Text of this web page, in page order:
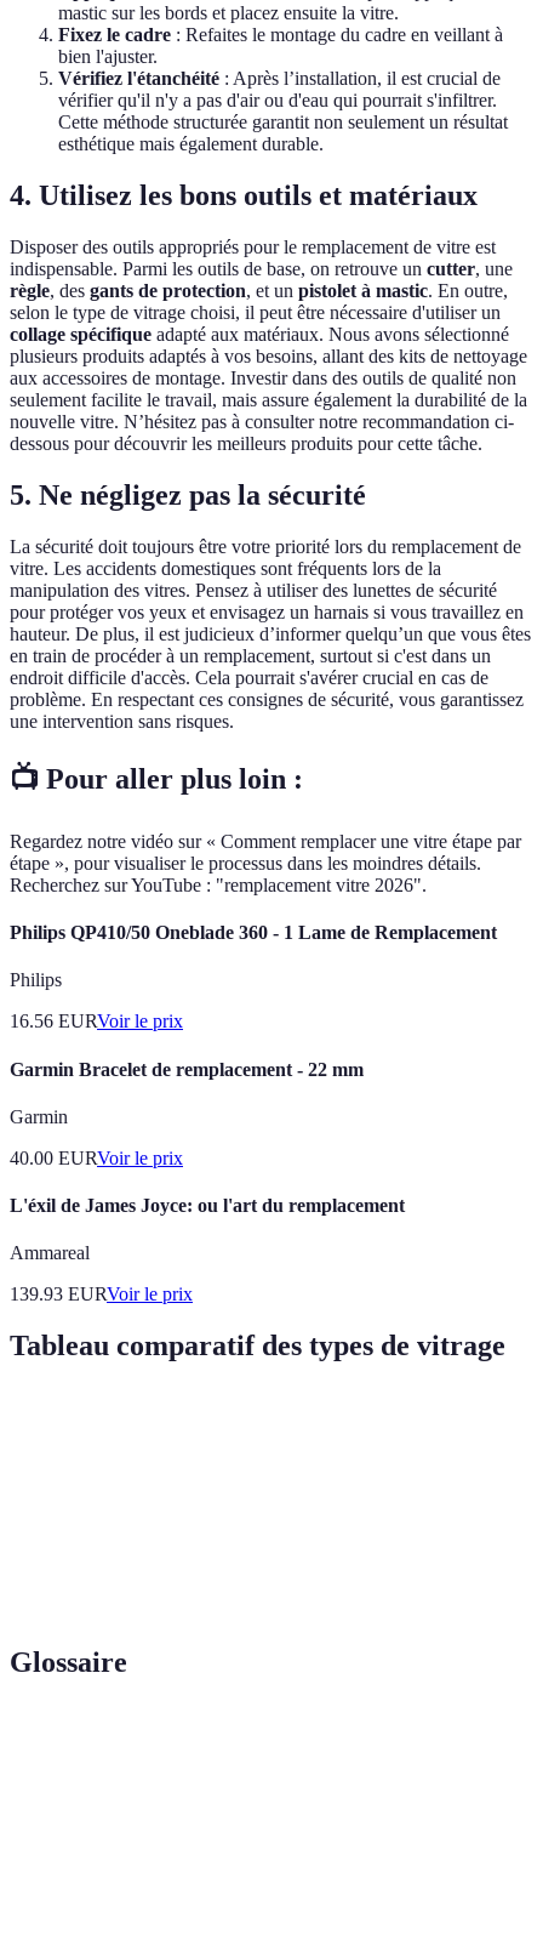
mastic sur les bords et placez ensuite la vitre.
Fixez le cadre : Refaites le montage du cadre en veillant à
bien l'ajuster.
Vérifiez l'étanchéité : Après l’installation, il est crucial de
vérifier qu'il n'y a pas d'air ou d'eau qui pourrait s'infiltrer.
Cette méthode structurée garantit non seulement un résultat
esthétique mais également durable.
4. Utilisez les bons outils et matériaux
Disposer des outils appropriés pour le remplacement de vitre est
indispensable. Parmi les outils de base, on retrouve un cutter, une
règle, des gants de protection, et un pistolet à mastic. En outre,
selon le type de vitrage choisi, il peut être nécessaire d'utiliser un
collage spécifique adapté aux matériaux. Nous avons sélectionné
plusieurs produits adaptés à vos besoins, allant des kits de nettoyage
aux accessoires de montage. Investir dans des outils de qualité non
seulement facilite le travail, mais assure également la durabilité de la
nouvelle vitre. N’hésitez pas à consulter notre recommandation ci-
dessous pour découvrir les meilleurs produits pour cette tâche.
5. Ne négligez pas la sécurité
La sécurité doit toujours être votre priorité lors du remplacement de
vitre. Les accidents domestiques sont fréquents lors de la
manipulation des vitres. Pensez à utiliser des lunettes de sécurité
pour protéger vos yeux et envisagez un harnais si vous travaillez en
hauteur. De plus, il est judicieux d’informer quelqu’un que vous êtes
en train de procéder à un remplacement, surtout si c'est dans un
endroit difficile d'accès. Cela pourrait s'avérer crucial en cas de
problème. En respectant ces consignes de sécurité, vous garantissez
une intervention sans risques.
📺 Pour aller plus loin :
Regardez notre vidéo sur « Comment remplacer une vitre étape par
étape », pour visualiser le processus dans les moindres détails.
Recherchez sur YouTube : "remplacement vitre 2026".
Philips QP410/50 Oneblade 360 - 1 Lame de Remplacement
Philips
16.56 EURVoir le prix
Garmin Bracelet de remplacement - 22 mm
Garmin
40.00 EURVoir le prix
L'éxil de James Joyce: ou l'art du remplacement
Ammareal
139.93 EURVoir le prix
Tableau comparatif des types de vitrage
Glossaire